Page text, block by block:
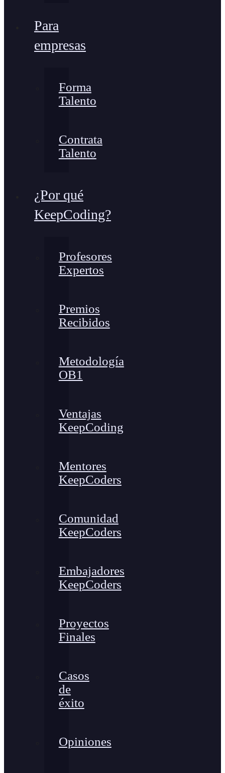
Para
empresas
Forma
Talento
Contrata
Talento
¿Por qué
KeepCoding?
Profesores
Expertos
Premios
Recibidos
Metodología
OB1
Ventajas
KeepCoding
Mentores
KeepCoders
Comunidad
KeepCoders
Embajadores
KeepCoders
Proyectos
Finales
Casos
de
éxito
Opiniones